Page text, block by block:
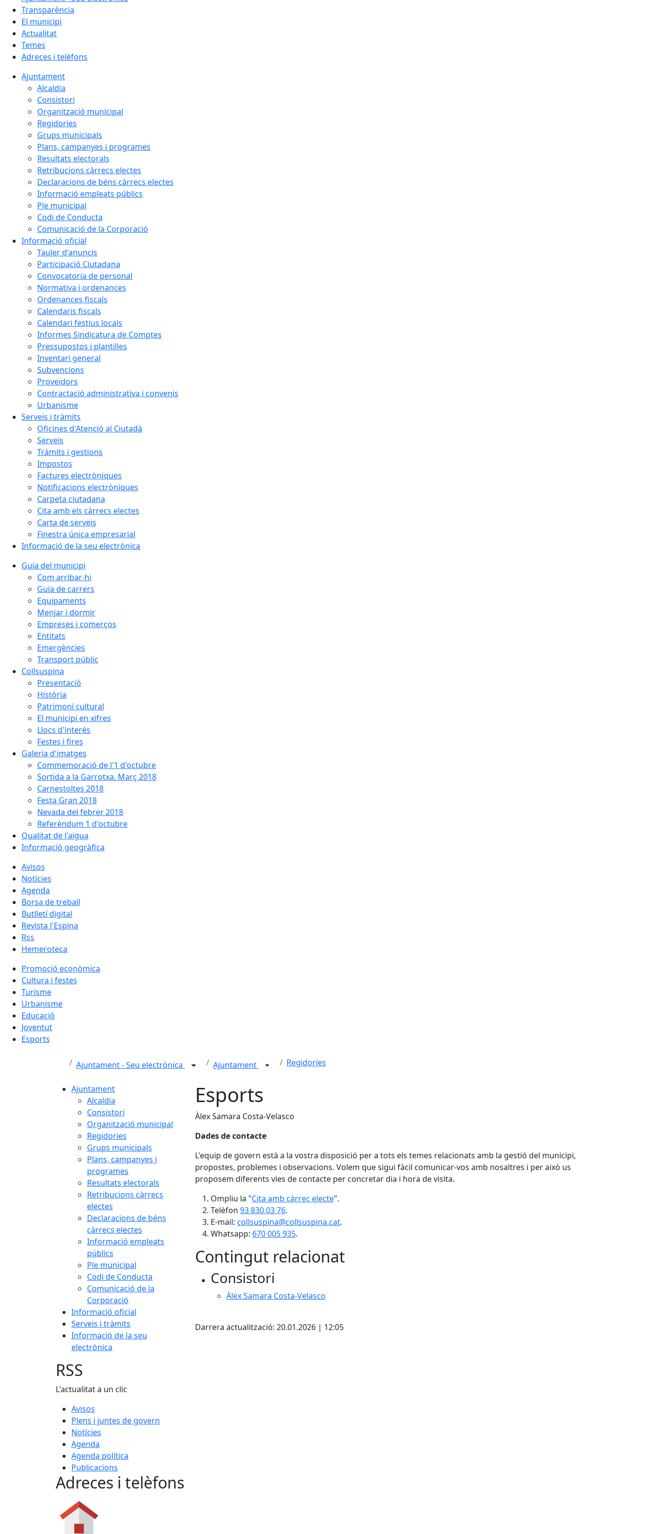
Transparència
El municipi
Actualitat
Temes
Adreces i telèfons
Ajuntament
Alcaldia
Consistori
Organització municipal
Regidories
Grups municipals
Plans, campanyes i programes
Resultats electorals
Retribucions càrrecs electes
Declaracions de béns càrrecs electes
Informació empleats públics
Ple municipal
Codi de Conducta
Comunicació de la Corporació
Informació oficial
Tauler d'anuncis
Participació Ciutadana
Convocatoria de personal
Normativa i ordenances
Ordenances fiscals
Calendaris fiscals
Calendari festius locals
Informes Sindicatura de Comptes
Pressupostos i plantilles
Inventari general
Subvencions
Proveïdors
Contractació administrativa i convenis
Urbanisme
Serveis i tràmits
Oficines d'Atenció al Ciutadà
Serveis
Tràmits i gestions
Impostos
Factures electròniques
Notificacions electròniques
Carpeta ciutadana
Cita amb els càrrecs electes
Carta de serveis
Finestra única empresarial
Informació de la seu electrònica
Guia del municipi
Com arribar-hi
Guia de carrers
Equipaments
Menjar i dormir
Empreses i comerços
Entitats
Emergències
Transport públic
Collsuspina
Presentació
Història
Patrimoni cultural
El municipi en xifres
Llocs d'interès
Festes i fires
Galeria d'imatges
Commemoració de l'1 d'octubre
Sortida a la Garrotxa. Març 2018
Carnestoltes 2018
Festa Gran 2018
Nevada del febrer 2018
Referèndum 1 d'octubre
Qualitat de l'aigua
Informació geogràfica
Avisos
Notícies
Agenda
Borsa de treball
Butlletí digital
Revista l'Espina
Rss
Hemeroteca
Promoció econòmica
Cultura i festes
Turisme
Urbanisme
Educació
Joventut
Esports
Ajuntament - Seu electrònica Ajuntament Regidories
Ajuntament
Alcaldia
Consistori
Organització municipal
Regidories
Grups municipals
Plans, campanyes i
programes
Resultats electorals
Retribucions càrrecs
electes
Declaracions de béns
càrrecs electes
Informació empleats
públics
Ple municipal
Codi de Conducta
Comunicació de la
Corporació
Informació oficial
Serveis i tràmits
Informació de la seu
electrònica
Esports
Àlex Samara Costa-Velasco
Dades de contacte
L'equip de govern està a la vostra disposició per a tots els temes relacionats amb la gestió del municipi,
propostes, problemes i observacions. Volem que sigui fàcil comunicar-vos amb nosaltres i per això us
proposem diferents vies de contacte per concretar dia i hora de visita.
Ompliu la "Cita amb càrrec electe".
Telèfon 93 830 03 76.
E-mail: collsuspina@collsuspina.cat.
Whatsapp: 670 005 935.
Contingut relacionat
Consistori
Àlex Samara Costa-Velasco
Darrera actualització: 20.01.2026 | 12:05
RSS
L'actualitat a un clic
Avisos
Plens i juntes de govern
Notícies
Agenda
Agenda política
Publicacions
Adreces i telèfons